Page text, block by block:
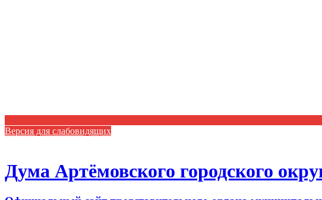
Версия для слабовидящих
Дума Артёмовского городского